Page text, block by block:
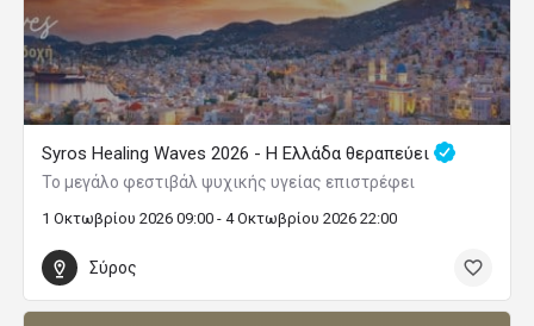
Syros Healing Waves 2026 - Η Ελλάδα θεραπεύει
Το μεγάλο φεστιβάλ ψυχικής υγείας επιστρέφει
1 Οκτωβρίου 2026 09:00 - 4 Οκτωβρίου 2026 22:00
Σύρος